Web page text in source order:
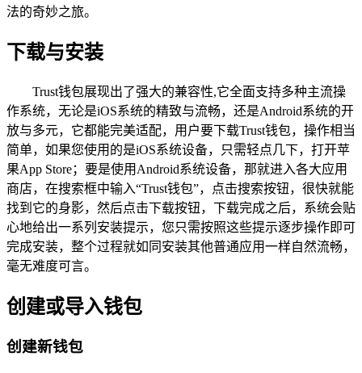
法的奇妙之旅。
下载与安装
Trust钱包展现出了强大的兼容性,它全面支持多种主流操
作系统，无论是iOS系统的精致与流畅，还是Android系统的开
放与多元，它都能完美适配，用户要下载Trust钱包，操作相当
简单，如果您使用的是iOS系统设备，只需轻点几下，打开苹
果App Store；要是使用Android系统设备，那就进入各大应用
商店，在搜索框中输入“Trust钱包”，点击搜索按钮，很快就能
找到它的身影，然后点击下载按钮，下载完成之后，系统会贴
心地给出一系列安装提示，您只需按照这些提示逐步操作即可
完成安装，整个过程就如同安装其他普通应用一样自然流畅，
毫无难度可言。
创建或导入钱包
创建新钱包